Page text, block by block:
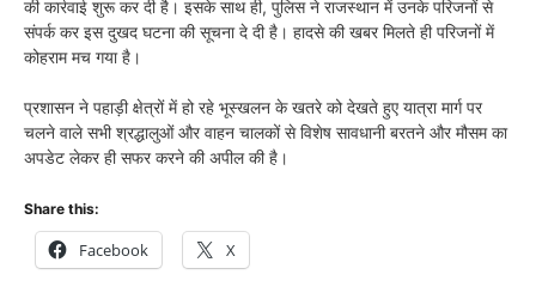
की कार्रवाई शुरू कर दी है। इसके साथ ही, पुलिस ने राजस्थान में उनके परिजनों से
संपर्क कर इस दुखद घटना की सूचना दे दी है। हादसे की खबर मिलते ही परिजनों में
कोहराम मच गया है।
प्रशासन ने पहाड़ी क्षेत्रों में हो रहे भूस्खलन के खतरे को देखते हुए यात्रा मार्ग पर
चलने वाले सभी श्रद्धालुओं और वाहन चालकों से विशेष सावधानी बरतने और मौसम का
अपडेट लेकर ही सफर करने की अपील की है।
Share this:
Facebook X